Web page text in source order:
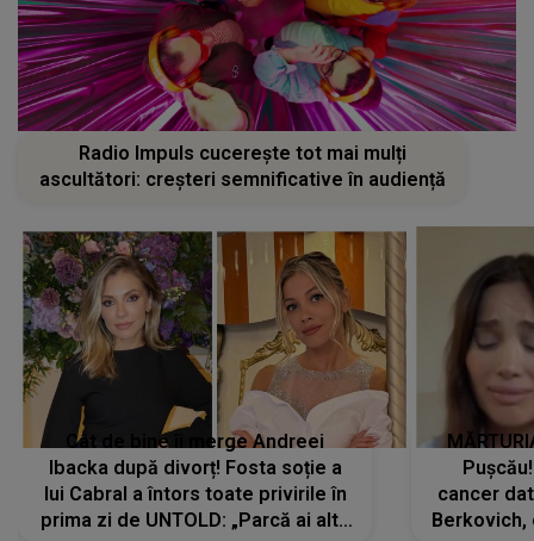
Radio Impuls cucerește tot mai mulți
ascultători: creșteri semnificative în audiență
Cât de bine îi merge Andreei
Ibacka după divorț! Fosta soție a
lui Cabral a întors toate privirile în
prima zi de UNTOLD: „Parcă ai altă
cancer